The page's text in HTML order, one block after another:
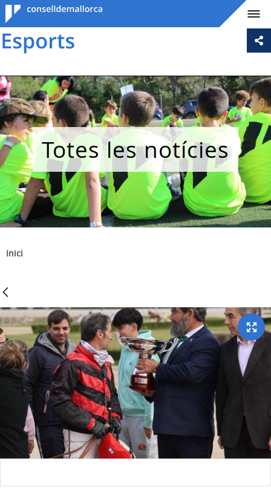
Consell de
Mallorca
Totes les notícies
Inici